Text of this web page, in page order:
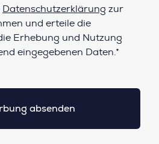
Datenschutzerklärung zur
und erteile die
Erhebung und Nutzung
eingegebenen Daten.*